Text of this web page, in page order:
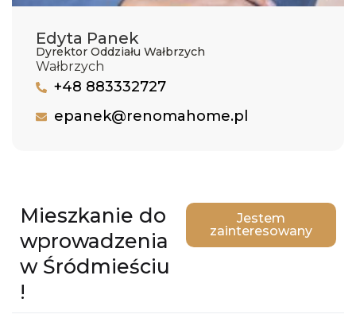
Edyta Panek
Dyrektor Oddziału Wałbrzych
Wałbrzych
+48 883332727
epanek@renomahome.pl
Mieszkanie do
wprowadzenia
w Śródmieściu
!
Jestem
zainteresowany